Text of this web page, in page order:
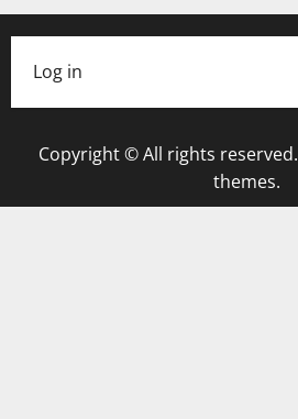
Log in
Copyright © All rights reserved.
themes.